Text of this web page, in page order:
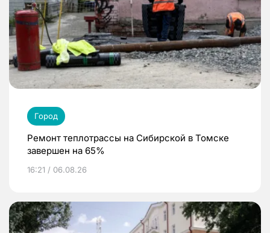
Город
Ремонт теплотрассы на Сибирской в Томске
завершен на 65%
16:21 / 06.08.26